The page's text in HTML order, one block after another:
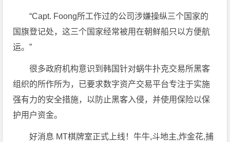
“Capt. Foong所工作过的公司涉嫌操纵三个国家的
国旗登记处，这三个国家经常被用在朝鲜船只以方便航
运。”
很多政府机构意识到韩国针对蜗牛扑克交易所黑客
组织的所作所为，已要求数字资产交易平台专注于实施
强有力的安全措施，以防止黑客入侵，并使用保险以保
护用户资金。
好消息 MT棋牌室正式上线！牛牛,斗地主,炸金花,捕